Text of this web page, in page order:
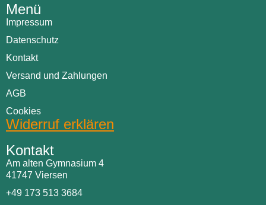
Menü
Impressum
Datenschutz
Kontakt
Versand und Zahlungen
AGB
Cookies
Widerruf erklären
Kontakt
Am alten Gymnasium 4
41747 Viersen
+49 173 513 3684